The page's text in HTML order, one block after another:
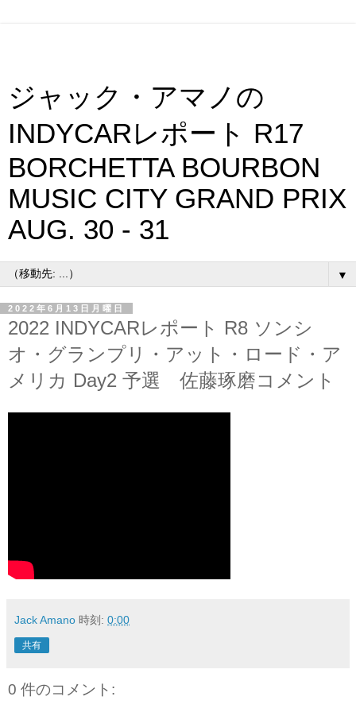
ジャック・アマノの
INDYCARレポート R17
BORCHETTA BOURBON
MUSIC CITY GRAND PRIX
AUG. 30 - 31
▼
2022年6月13日月曜日
2022 INDYCARレポート R8 ソンシ
オ・グランプリ・アット・ロード・ア
メリカ Day2 予選 佐藤琢磨コメント
Jack Amano 時刻: 0:00
共有
0 件のコメント: